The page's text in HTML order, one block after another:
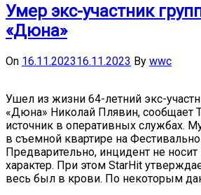
Умер экс-участник
«Дюна»
On 16.11.202316.11.2023 By wwc
Ушел из жизни 64-летний экс-
«Дюна» Николай Плявин, сообщает
источник в оперативных службах.
в съемной квартире на
Предварительно, инцидент не
характер. При этом StarHit
весь был в крови. По некоторым